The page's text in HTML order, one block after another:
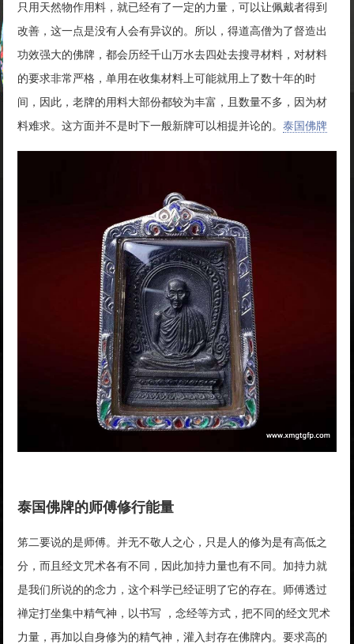
只用天然物作用料，就已经有了一定的力量，可以让佩戴者得到
改善，这一点是没有人会有异议的。所以，得道高僧为了督造出
功效强大的佛牌，都会历经千山万水去四处去搜寻材料，对材料
的要求非常严格，单用在收集材料上可能就用上了数十年的时
间，因此，老牌的用料大部份都较为丰富，且数量不多，因为材
料难求。这方面并不是时下一般新牌可以相提并论的。泰国佛牌
泰国佛牌的师傅修行能量
笫二要说的是师傅。并无不敬人之心，只是人的修为是有高低之
分，而且经文咒术各有不同，因此加持力量也有不同。加持力就
是我们所说的的念力，这个科学已经证明了它的存在。师傅透过
禅定打坐集中精气神，以书写 ，念经等方式，把不同的经文咒术
力量，再加以自身修为的精气神，灌入封存在佛牌内。要求高的